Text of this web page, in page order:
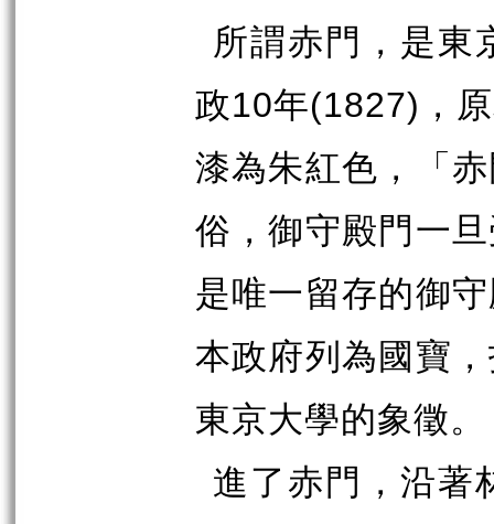
所謂赤門，是東
政10年(1827) ，
漆為朱紅色，「
俗，御守殿門一
是唯一留存的御
本政府列為國寶
東京大學的象徵。
進了赤門，沿著